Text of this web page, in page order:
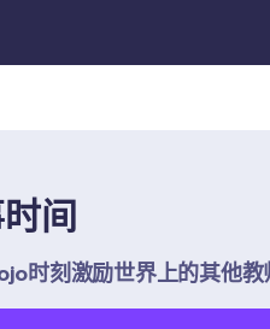
间
时刻激励世界上的其他教